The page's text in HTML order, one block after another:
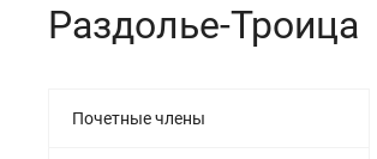
Раздолье-Троица
Почетные члены